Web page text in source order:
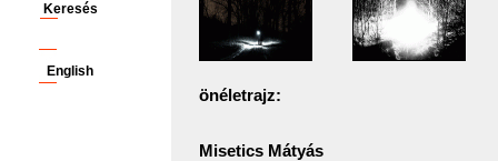
English
önéletrajz:
Misetics Mátyás